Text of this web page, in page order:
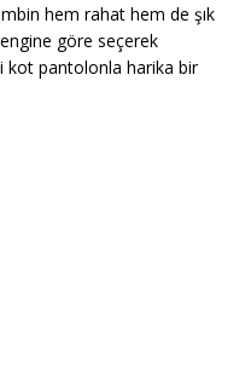
hem rahat hem de şık
göre seçerek
kot pantolonla harika bir